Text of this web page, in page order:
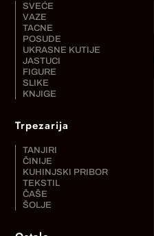
SVEĆE
VAZE
TACNE
POSUDE
UKRASNE KUTIJE
JASTUCI
FIGURE
SLIKE
KNJIGE
Trpezarija
TANJIRI
ČINIJE
KUHINJSKI PRIBOR
TEKSTIL
ČAŠE
ŠOLJE